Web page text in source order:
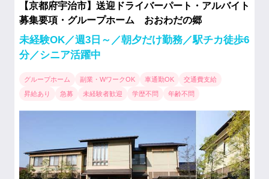
【京都府宇治市】送迎ドライバーパート・アルバイト
募集要項・グループホーム おおわだの郷
未経験OK／週3日～／朝夕だけ勤務／駅チカ徒歩6
分／シニア活躍中
グループホーム 副業・WワークOK 車通勤OK
交通費支給
昇給あり
急募 未経験者歓迎 学歴不問 年齢不問